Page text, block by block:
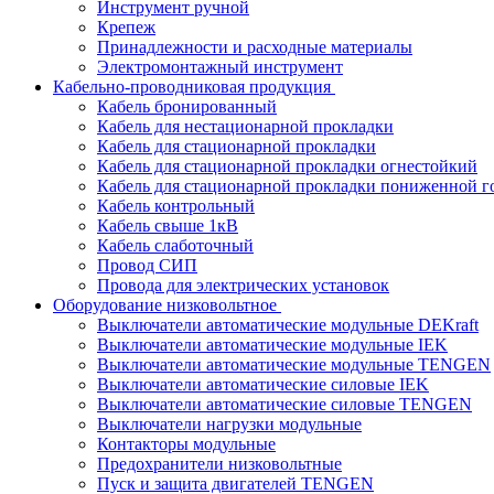
Инструмент ручной
Крепеж
Принадлежности и расходные материалы
Электромонтажный инструмент
Кабельно-проводниковая продукция
Кабель бронированный
Кабель для нестационарной прокладки
Кабель для стационарной прокладки
Кабель для стационарной прокладки огнестойкий
Кабель для стационарной прокладки пониженной
Кабель контрольный
Кабель свыше 1кВ
Кабель слаботочный
Провод СИП
Провода для электрических установок
Оборудование низковольтное
Выключатели автоматические модульные DEKraft
Выключатели автоматические модульные IEK
Выключатели автоматические модульные TENGEN
Выключатели автоматические силовые IEK
Выключатели автоматические силовые TENGEN
Выключатели нагрузки модульные
Контакторы модульные
Предохранители низковольтные
Пуск и защита двигателей TENGEN